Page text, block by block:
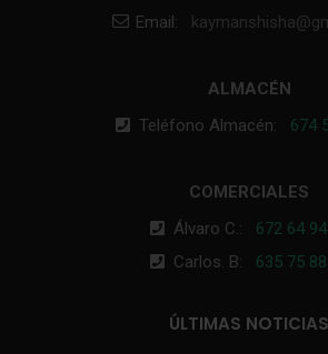
Email:
ALMACÉN
Teléfono Almacén: 674
COMERCIALES
Álvaro C.: 672 64
Carlos. B: 635 75
ÚLTIMAS NOTICIAS